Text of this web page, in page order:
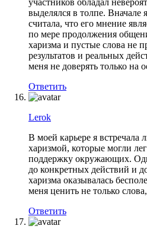
выделялся в толпе. Вначале
считала, что его мнение
по мере продолжения
харизма и пустые слова не
результатов и реальных
меня не доверять только на
Ответить
Lerok
В моей карьере я встречала
харизмой, которые могли
поддержку окружающих.
до конкретных действий и
харизма оказывалась
меня ценить не только
Ответить